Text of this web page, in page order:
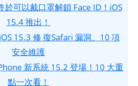
於可以戴口罩解鎖 Face ID！iOS
15.4 推出！
iOS 15.3 修 復Safari 漏洞、10 項
安全維護
新系統 15.2 登場！10 大重
點一次看！